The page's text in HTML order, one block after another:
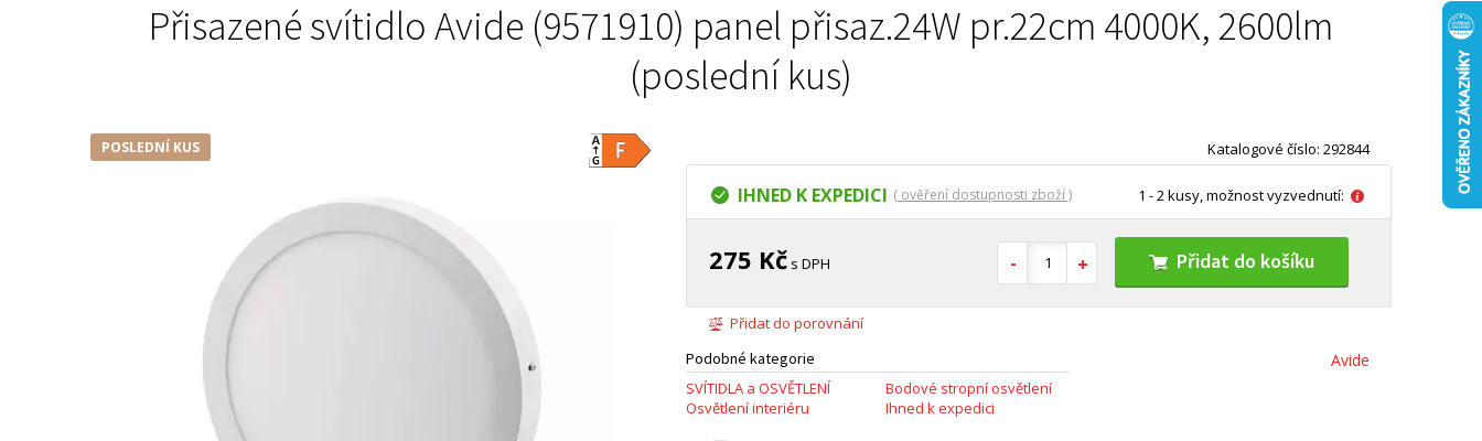
Přisazené svítidlo Avide (9571910) panel přisaz.24W pr.22cm 4000K, 2600lm
(poslední kus)
POSLEDNÍ KUS Katalogové číslo: 292844
IHNED K EXPEDICI ( ověření dostupnosti zboží ) 1 - 2 kusy, možnost vyzvednutí:
275 Kč s DPH Přidat do košíku
Přidat do porovnání
Podobné kategorie
SVÍTIDLA a OSVĚTLENÍ
Osvětlení interiéru
Bodové stropní osvětlení
Ihned k expedici
Avide